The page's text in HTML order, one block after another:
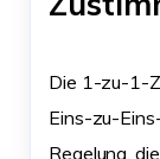
Die 1-zu-1-
Eins-zu-
Regelung,